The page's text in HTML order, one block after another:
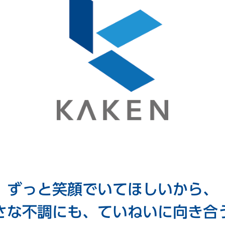
ずっと笑顔でいてほしいから、
な不調にも、ていねいに向き合